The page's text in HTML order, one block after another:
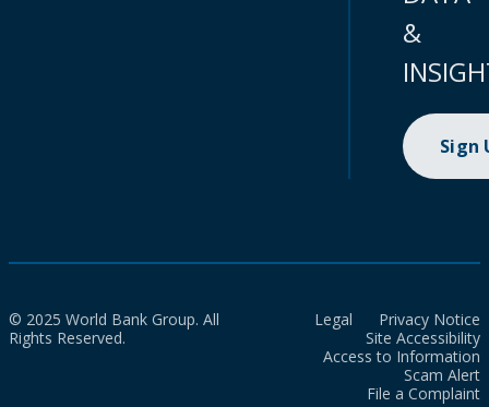
&
Sign
© 2025 World Bank Group. All
Rights Reserved.
Legal
Privacy Notice
Site Accessibility
Access to Information
Scam Alert
File a Complaint